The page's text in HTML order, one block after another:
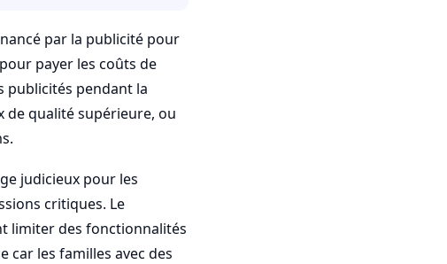
par la publicité pour
payer les coûts de
publicités pendant la
de qualité supérieure, ou
judicieux pour les
critiques. Le
limiter des fonctionnalités
car les familles avec des